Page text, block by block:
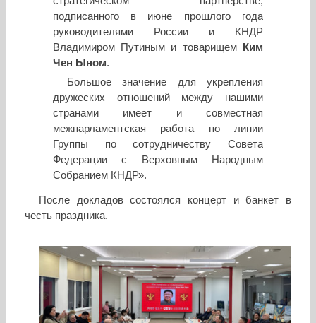
подписанного в июне прошлого года
руководителями России и КНДР
Владимиром Путиным и товарищем
Ким
Чен Ыном.
Большое значение для укрепления
дружеских отношений между нашими
странами имеет и совместная
межпарламентская работа по линии
Группы по сотрудничеству Совета
Федерации с Верховным Народным
Собранием КНДР».
После докладов состоялся концерт и банкет в
честь праздника.